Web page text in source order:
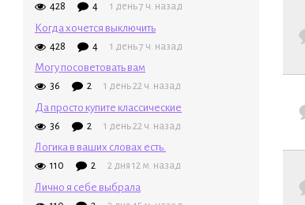
428 4 1 день 7 ч. назад
Когда хочется выключить
428 4 1 день 7 ч. назад
Могу посоветовать вам
36 2 1 день 22 ч. назад
Да просто купите классические
36 2 1 день 22 ч. назад
Логика в ваших словах есть.
110 2 2 дня 12 м. назад
Лично я себе выбрала